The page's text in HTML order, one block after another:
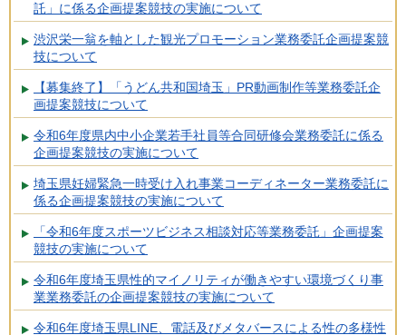
託」に係る企画提案競技の実施について
渋沢栄一翁を軸とした観光プロモーション業務委託企画提案競
技について
【募集終了】「うどん共和国埼玉」PR動画制作等業務委託企
画提案競技について
令和6年度県内中小企業若手社員等合同研修会業務委託に係る
企画提案競技の実施について
埼玉県妊婦緊急一時受け入れ事業コーディネーター業務委託に
係る企画提案競技の実施について
「令和6年度スポーツビジネス相談対応等業務委託」企画提案
競技の実施について
令和6年度埼玉県性的マイノリティが働きやすい環境づくり事
業業務委託の企画提案競技の実施について
令和6年度埼玉県LINE、電話及びメタバースによる性の多様性